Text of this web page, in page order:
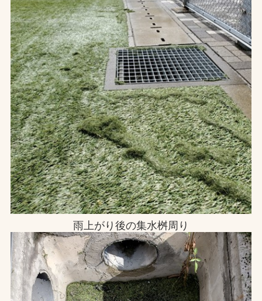
雨上がり後の集水桝周り